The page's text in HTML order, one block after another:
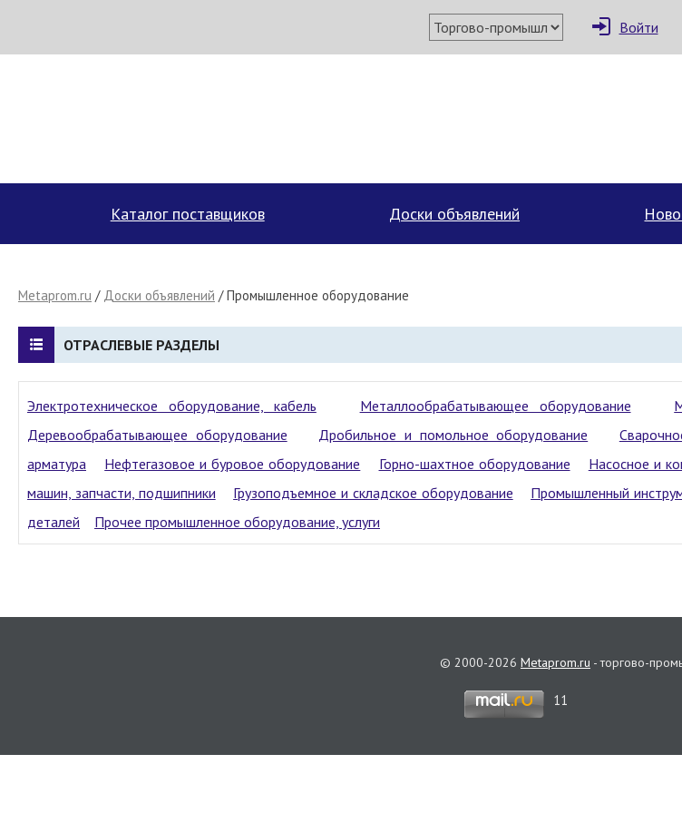
Войти
Каталог поставщиков Доски объявлений
Metaprom.ru / Доски объявлений / Промышленное оборудование
ОТРАСЛЕВЫЕ РАЗДЕЛЫ
Электротехническое оборудование, кабель Металлообрабатывающее оборудование
Деревообрабатывающее оборудование
Дробильное и помольное оборудование
арматура
Нефтегазовое и буровое оборудование Горно-шахтное оборудование Насосное и
машин, запчасти, подшипники
Грузоподъемное и складское оборудование Промышленный
деталей
Прочее промышленное оборудование, услуги
© 2000-2026 Metaprom.ru - торгово-
11